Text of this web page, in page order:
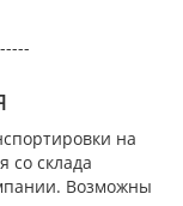
на
со склада
Возможны